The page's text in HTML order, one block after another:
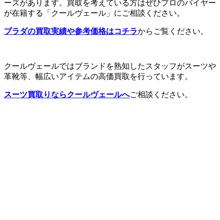
ーズがあります。買取を考えている方はぜひプロのバイヤー
が在籍する「クールヴェール」にご相談ください。
プラダの買取実績や参考価格はコチラからご覧ください。
クールヴェールではブランドを熟知したスタッフがスーツや
革靴等、幅広いアイテムの高価買取を行っています。
スーツ買取りならクールヴェールへご相談ください。